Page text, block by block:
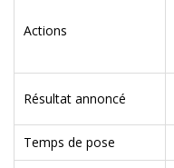
Actions
Résultat annoncé
Temps de pose